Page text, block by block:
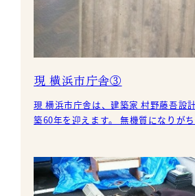
現 横浜市庁舎③
現 横浜市庁舎は、建築家 村野藤吾設
築60年を迎えます。 無機質になりが